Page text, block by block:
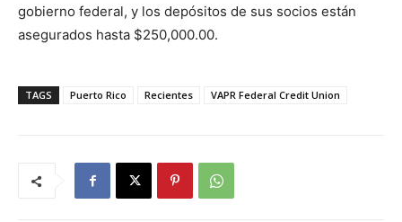
gobierno federal, y los depósitos de sus socios están
asegurados hasta $250,000.00.
TAGS Puerto Rico Recientes VAPR Federal Credit Union